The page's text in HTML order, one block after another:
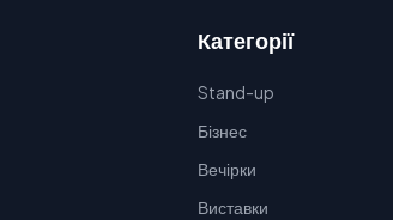
Категорії
Stand-up
Бізнес
Вечірки
Виставки